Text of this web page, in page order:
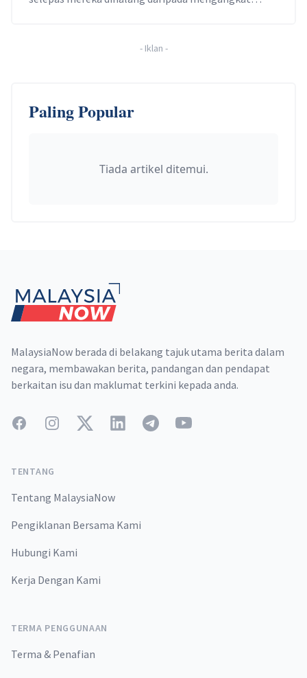
serta menggunakan laungan "Allahu Akbar".
- Iklan -
Paling Popular
Tiada artikel ditemui.
MalaysiaNow berada di belakang tajuk utama berita dalam
negara, membawakan berita, pandangan dan pendapat
berkaitan isu dan maklumat terkini kepada anda.
FacebookInstagramTwitterLinkedInTelegramYouTube
TENTANG
Tentang MalaysiaNow
Pengiklanan Bersama Kami
Hubungi Kami
Kerja Dengan Kami
TERMA PENGGUNAAN
Terma & Penafian